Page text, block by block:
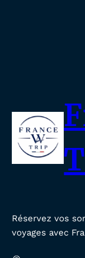
Réservez vos
voyages avec